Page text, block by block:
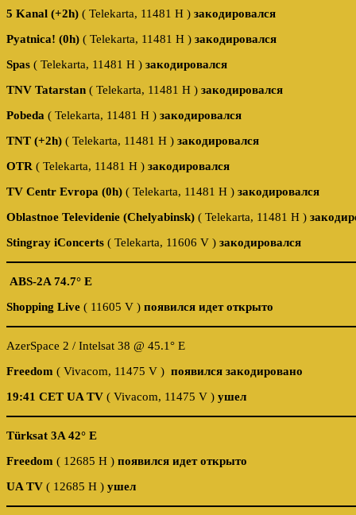
5 Kanal (+2h) ( Telekarta, 11481 Н ) закодировался
Pyatnica! (0h) ( Telekarta, 11481 Н ) закодировался
Spas ( Telekarta, 11481 Н ) закодировался
TNV Tatarstan ( Telekarta, 11481 Н ) закодировался
Pobeda ( Telekarta, 11481 Н ) закодировался
TNT (+2h) ( Telekarta, 11481 Н ) закодировался
OTR ( Telekarta, 11481 Н ) закодировался
TV Centr Evropa (0h) ( Telekarta, 11481 Н ) закодировался
Oblastnoe Televidenie (Chelyabinsk) ( Telekarta, 11481 Н )
Stingray iConcerts ( Telekarta, 11606 V ) закодировался
ABS-2A 74.7° E
Shopping Live ( 11605 V ) появился идет открыто
AzerSpace 2 / Intelsat 38 @ 45.1° E
Freedom ( Vivacom, 11475 V ) появился закодировано
19:41 CET UA TV ( Vivacom, 11475 V ) ушел
Türksat 3A 42° E
Freedom ( 12685 H ) появился идет открыто
UA TV ( 12685 H ) ушел